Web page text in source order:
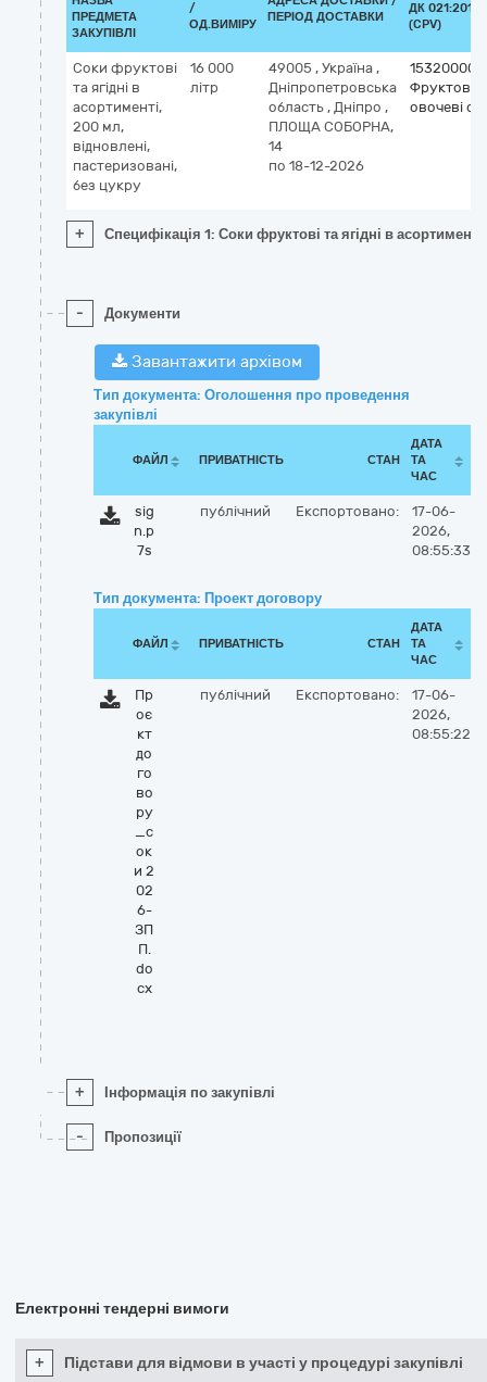
ПРЕДМЕТА
ЗАКУПІВЛІ
/
ОД.ВИМІРУ
ПЕРІОД ДОСТАВКИ
ДК 021:2015
(CPV)
Соки фруктові
та ягідні в
асортименті,
200 мл,
відновлені,
пастеризовані,
без цукру
16 000
літр
49005 , Україна ,
Дніпропетровська
область , Дніпро ,
ПЛОЩА СОБОРНА,
14
по 18-12-2026
15320000-
Фруктові
овочеві
+ Специфікація 1: Соки фруктові та ягідні в
- Документи
Завантажити архівом
Тип документа: Оголошення про проведення
закупівлі
ФАЙЛ ПРИВАТНІСТЬ СТАН
ДАТА
ТА
ЧАС
sig
n.p
7s
публічний Експортовано:
17-06-
2026,
08:55:33
Тип документа: Проект договору
ФАЙЛ ПРИВАТНІСТЬ СТАН
ДАТА
ТА
ЧАС
Пр
оє
кт
до
го
во
ру
_с
ок
и 2
02
6-
ЗП
П.
do
cx
публічний Експортовано:
17-06-
2026,
08:55:22
+ Інформація по закупівлі
- Пропозиції
Електронні тендерні вимоги
+ Підстави для відмови в участі у процедурі закупівлі